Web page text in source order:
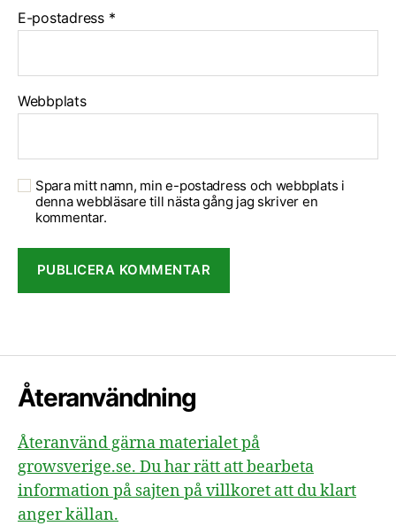
E-postadress *
Webbplats
Spara mitt namn, min e-postadress och webbplats i
denna webbläsare till nästa gång jag skriver en
kommentar.
Återanvändning
Återanvänd gärna materialet på
growsverige.se. Du har rätt att bearbeta
information på sajten på villkoret att du klart
anger källan.